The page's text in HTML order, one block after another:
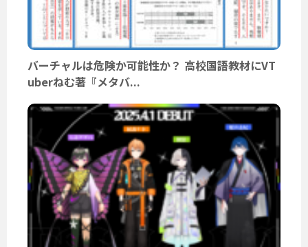
バーチャルは危険か可能性か？ 高校国語教材にVT
uberねむ著『メタバ...